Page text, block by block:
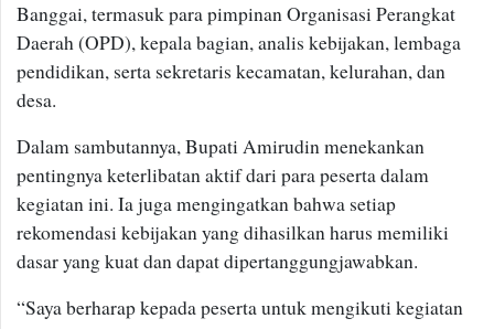
Banggai, termasuk para pimpinan Organisasi Perangkat
Daerah (OPD), kepala bagian, analis kebijakan, lembaga
pendidikan, serta sekretaris kecamatan, kelurahan, dan
desa.
Dalam sambutannya, Bupati Amirudin menekankan
pentingnya keterlibatan aktif dari para peserta dalam
kegiatan ini. Ia juga mengingatkan bahwa setiap
rekomendasi kebijakan yang dihasilkan harus memiliki
dasar yang kuat dan dapat dipertanggungjawabkan.
“Saya berharap kepada peserta untuk mengikuti kegiatan